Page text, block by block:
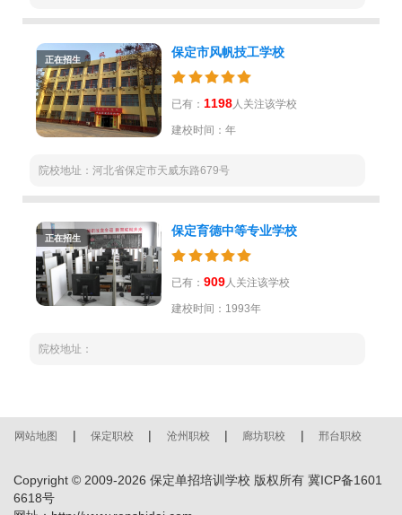
正在招生
保定市风帆技工学校
已有： 1198人关注该学校
建校时间：年
院校地址：河北省保定市天威东路679号
正在招生
保定育德中等专业学校
已有： 909人关注该学校
建校时间：1993年
院校地址：
网站地图 | 保定职校 | 沧州职校 | 廊坊职校 | 邢台职校
Copyright © 2009-2026 保定单招培训学校 版权所有 冀ICP备1601
6618号